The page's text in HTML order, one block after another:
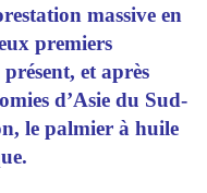
massive en
premiers
et après
d’Asie du Sud-
le palmier à huile